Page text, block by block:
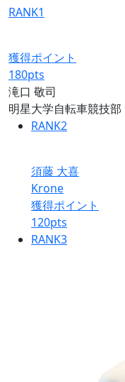
RANK1
獲得ポイント
180pts
滝口 敬司
明星大学自転車競技部
RANK2
須藤 大喜
Krone
獲得ポイント
120pts
RANK3